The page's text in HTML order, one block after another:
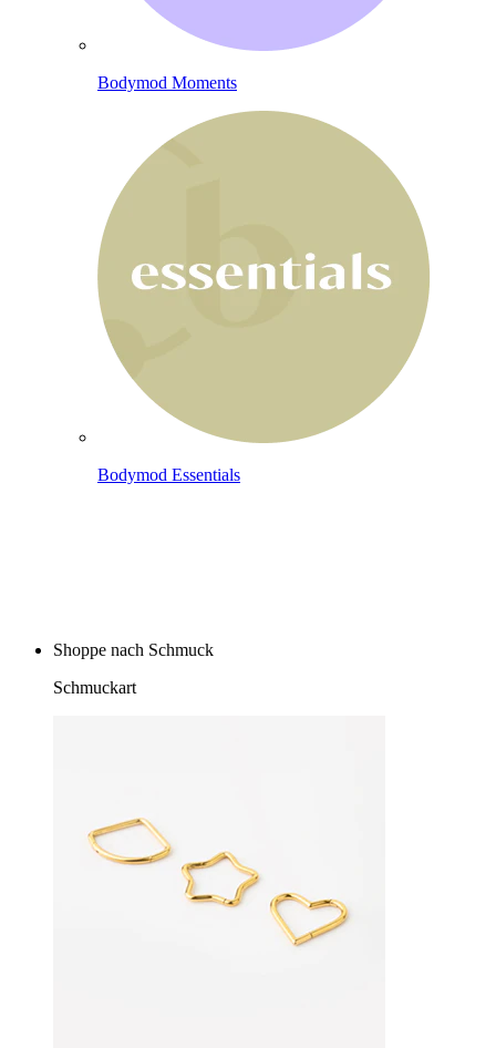
Bodymod Moments
Bodymod Essentials
Shoppe nach Schmuck
Schmuckart